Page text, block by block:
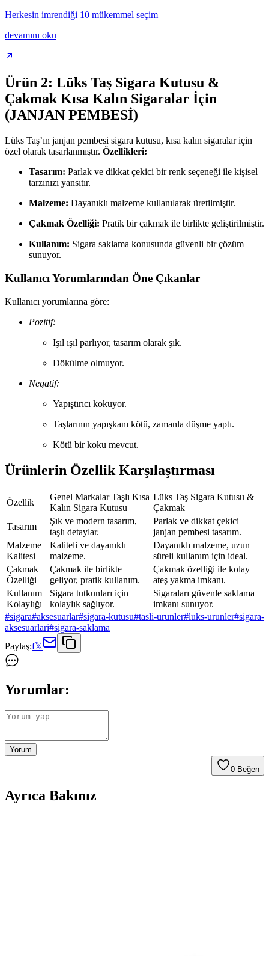
Herkesin imrendiği 10 mükemmel seçim
devamını oku
Ürün 2: Lüks Taş Sigara Kutusu &
Çakmak Kısa Kalın Sigaralar İçin
(JANJAN PEMBESİ)
Lüks Taş’ın janjan pembesi sigara kutusu, kısa kalın sigaralar için
özel olarak tasarlanmıştır. Özellikleri:
Tasarım: Parlak ve dikkat çekici bir renk seçeneği ile kişisel
tarzınızı yansıtır.
Malzeme: Dayanıklı malzeme kullanılarak üretilmiştir.
Çakmak Özelliği: Pratik bir çakmak ile birlikte geliştirilmiştir.
Kullanım: Sigara saklama konusunda güvenli bir çözüm
sunuyor.
Kullanıcı Yorumlarından Öne Çıkanlar
Kullanıcı yorumlarına göre:
Pozitif:
Işıl ışıl parlıyor, tasarım olarak şık.
Dökülme olmuyor.
Negatif:
Yapıştırıcı kokuyor.
Taşlarının yapışkanı kötü, zamanla düşme yaptı.
Kötü bir koku mevcut.
Ürünlerin Özellik Karşılaştırması
Özellik
Genel Markalar Taşlı Kısa
Kalın Sigara Kutusu
Lüks Taş Sigara Kutusu &
Çakmak
Tasarım
Şık ve modern tasarım,
taşlı detaylar.
Parlak ve dikkat çekici
janjan pembesi tasarım.
Malzeme
Kalitesi
Kaliteli ve dayanıklı
malzeme.
Dayanıklı malzeme, uzun
süreli kullanım için ideal.
Çakmak
Özelliği
Çakmak ile birlikte
geliyor, pratik kullanım.
Çakmak özelliği ile kolay
ateş yakma imkanı.
Kullanım
Kolaylığı
Sigara tutkunları için
kolaylık sağlıyor.
Sigaraları güvenle saklama
imkanı sunuyor.
#sigara#aksesuarlar#sigara-kutusu#tasli-urunler#luks-urunler#sigara-
aksesuarlari#sigara-saklama
Paylaş:f𝕏
Yorumlar:
Yorum
0 Beğen
Ayrıca Bakınız